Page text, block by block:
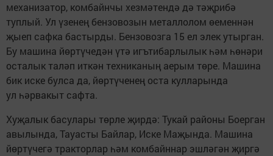
механизатор, комбайнчы хезмәтендә дә тәҗрибә
туплый. Ул үзенең бензовозын металлолом өеменнән
җыеп сафка бастырды. Бензовозга 15 ел элек утырган.
Бу машина йөртүчедән үтә игътибарлылык һәм һөнәри
осталык таләп иткән техниканың аерым төре. Машина
бик иске булса да, йөртүченең оста кулларында
ул һәрвакыт сафта.
Хуҗалык басулары төрле җирдә: Тукай районы Боерган
авылында, Тауасты Байлар, Иске Маҗында. Машина
йөртүчегә тракторлар һәм комбайннар эшләгән җиргә